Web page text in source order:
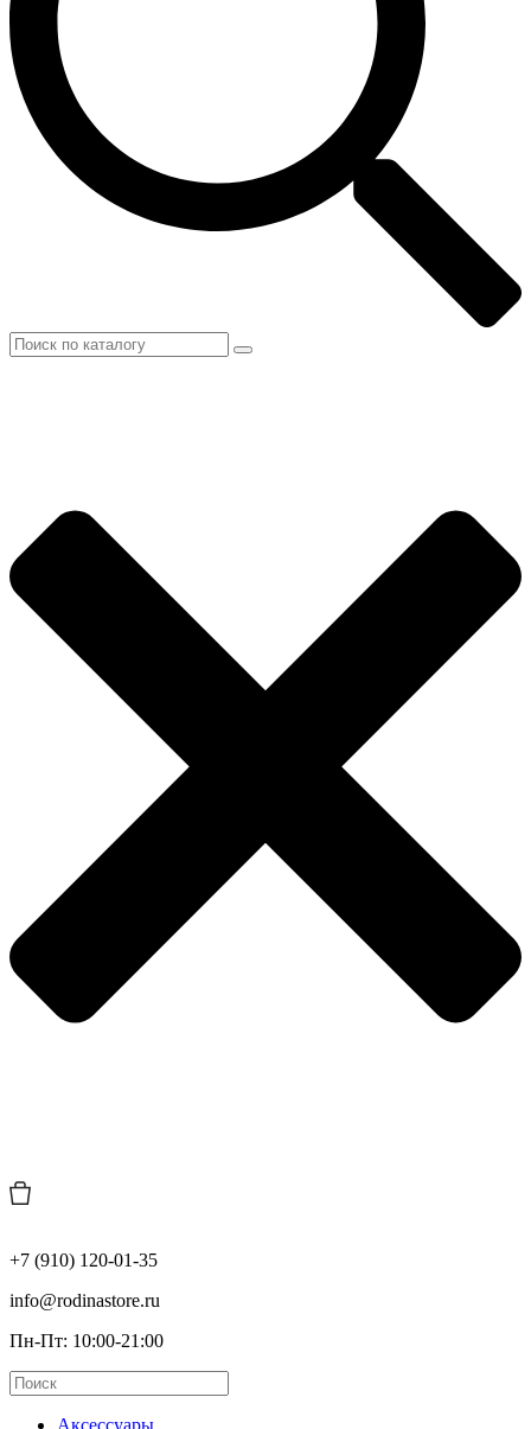
+7 (910) 120-01-35
info@rodinastore.ru
Пн-Пт: 10:00-21:00